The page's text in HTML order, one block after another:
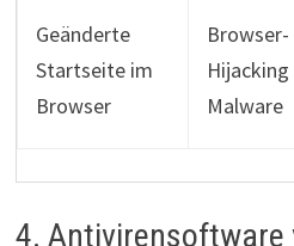
Geänderte
Startseite im
Browser
Browser-
Malware
4. Antivirensoftware